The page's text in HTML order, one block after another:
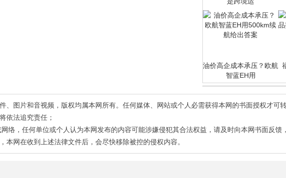
油价高企成本承压？欧航
智蓝EH用
、图片和音视频，版权均属本网所有。任何媒体、网站或个人必需获得本网的书面授权才可
依法追究责任；
络，任何单位或个人认为本网发布的内容可能涉嫌侵犯其合法权益，请及时向本网书面反馈
本网在收到上述法律文件后，会尽快移除被控的侵权内容。